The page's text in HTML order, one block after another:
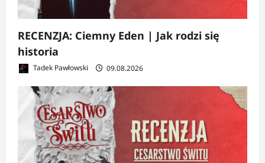
RECENZJA: Ciemny Eden | Jak rodzi się
historia
Tadek Pawłowski 09.08.2026